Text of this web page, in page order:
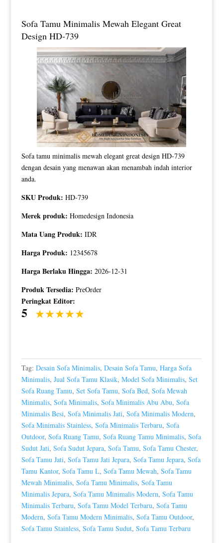
Sofa Tamu Minimalis Mewah Elegant Great
Design HD-739
Sofa tamu minimalis mewah elegant great design HD-739
dengan desain yang menawan akan menambah indah interior
anda.
SKU Produk: HD-739
Merek produk: Homedesign Indonesia
Mata Uang Produk: IDR
Harga Produk: 12345678
Harga Berlaku Hingga: 2026-12-31
Produk Tersedia: PreOrder
Peringkat Editor:
5
Tag: Desain Sofa Minimalis, Desain Sofa Tamu, Harga Sofa
Minimalis, Jual Sofa Tamu Klasik, Model Sofa Minimalis, Set
Sofa Ruang Tamu, Set Sofa Tamu, Sofa Bed, Sofa Mewah
Minimalis, Sofa Minimalis, Sofa Minimalis Abu Abu, Sofa
Minimalis Besi, Sofa Minimalis Jati, Sofa Minimalis Modern,
Sofa Minimalis Stainless, Sofa Minimalis Terbaru, Sofa
Outdoor, Sofa Ruang Tamu, Sofa Ruang Tamu Minimalis, Sofa
Sudut Jati, Sofa Sudut Jepara, Sofa Tamu, Sofa Tamu Chester,
Sofa Tamu Jati, Sofa Tamu Jati Jepara, Sofa Tamu Jepara, Sofa
Tamu Kantor, Sofa Tamu L, Sofa Tamu Mewah, Sofa Tamu
Mewah Minimalis, Sofa Tamu Minimalis, Sofa Tamu
Minimalis Jepara, Sofa Tamu Minimalis Modern, Sofa Tamu
Minimalis Terbaru, Sofa Tamu Model Terbaru, Sofa Tamu
Modern, Sofa Tamu Modern Minimalis, Sofa Tamu Outdoor,
Sofa Tamu Stainless, Sofa Tamu Sudut, Sofa Tamu Terbaru